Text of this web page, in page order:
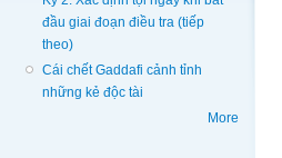
đầu giai đoạn điều tra (tiếp
theo)
Cái chết Gaddafi cảnh tỉnh
những kẻ độc tài
More